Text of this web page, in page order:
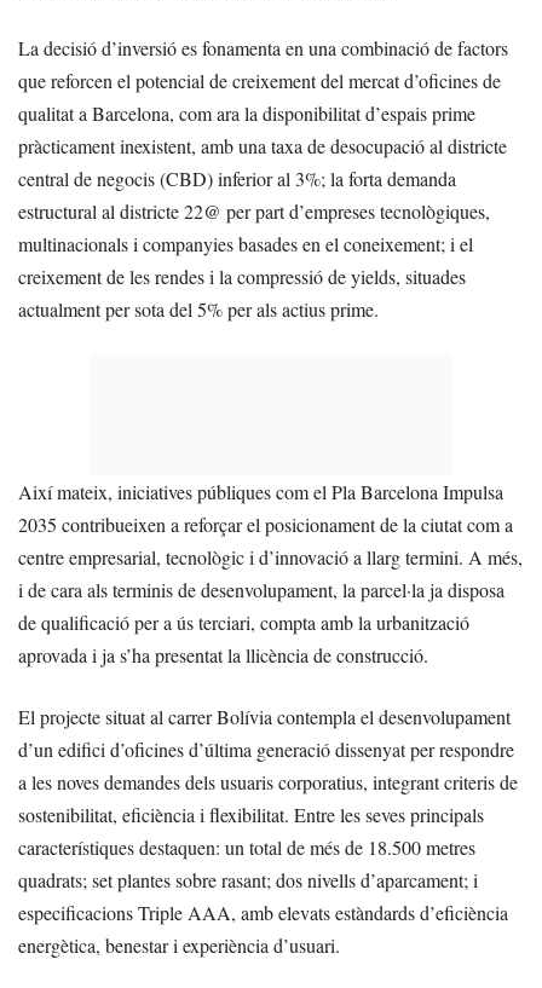
La decisió d’inversió es fonamenta en una combinació de factors
que reforcen el potencial de creixement del mercat d’oficines de
qualitat a Barcelona, com ara la disponibilitat d’espais prime
pràcticament inexistent, amb una taxa de desocupació al districte
central de negocis (CBD) inferior al 3%; la forta demanda
estructural al districte 22@ per part d’empreses tecnològiques,
multinacionals i companyies basades en el coneixement; i el
creixement de les rendes i la compressió de yields, situades
actualment per sota del 5% per als actius prime.
Així mateix, iniciatives públiques com el Pla Barcelona Impulsa
2035 contribueixen a reforçar el posicionament de la ciutat com a
centre empresarial, tecnològic i d’innovació a llarg termini. A més,
i de cara als terminis de desenvolupament, la parcel·la ja disposa
de qualificació per a ús terciari, compta amb la urbanització
aprovada i ja s’ha presentat la llicència de construcció.
El projecte situat al carrer Bolívia contempla el desenvolupament
d’un edifici d’oficines d’última generació dissenyat per respondre
a les noves demandes dels usuaris corporatius, integrant criteris de
sostenibilitat, eficiència i flexibilitat. Entre les seves principals
característiques destaquen: un total de més de 18.500 metres
quadrats; set plantes sobre rasant; dos nivells d’aparcament; i
especificacions Triple AAA, amb elevats estàndards d’eficiència
energètica, benestar i experiència d’usuari.